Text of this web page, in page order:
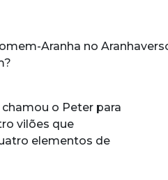
Aranha no
o Peter para
vilões que
elementos de